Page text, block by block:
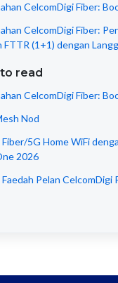
CelcomDigi Fiber:
CelcomDigi Fiber:
FTTR (1+1) dengan
read
CelcomDigi Fiber:
Nod
Fiber/5G Home WiFi
2026
Faedah Pelan CelcomDigi